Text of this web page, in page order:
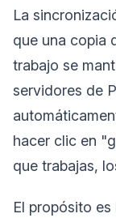
La
que una copia
trabajo se
servidores de
hacer clic en
que trabajas,
El propósito